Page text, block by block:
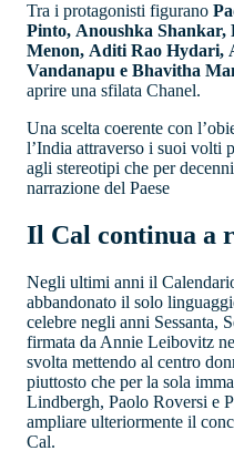
Tra i protagonisti figurano
Pinto, Anoushka
Menon, Aditi Rao Hydari,
Vandanapu e Bhavitha
aprire una sfilata Chanel.
Una scelta coerente con
l’India attraverso i suoi volti
agli stereotipi che per
narrazione del Paese
Il Cal continua a
Negli ultimi anni il
abbandonato il solo
celebre negli anni Sessanta,
firmata da Annie Leibovitz
svolta mettendo al centro
piuttosto che per la sola
Lindbergh, Paolo Roversi e
ampliare ulteriormente il
Cal.